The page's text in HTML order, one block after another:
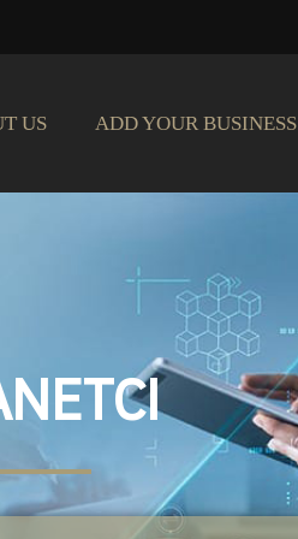
US ADD YOUR BUSINESS